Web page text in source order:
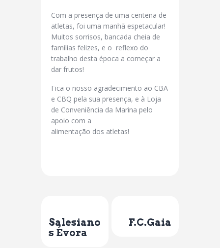
Com a presença de uma centena de
atletas, foi uma manhã espetacular!
Muitos sorrisos, bancada cheia de
famílias felizes, e o reflexo do
trabalho desta época a começar a
dar frutos!
Fica o nosso agradecimento ao CBA
e CBQ pela sua presença, e à Loja
de Conveniência da Marina pelo
apoio com a
alimentação dos atletas!
Salesiano
s Évora
F.C.Gaia